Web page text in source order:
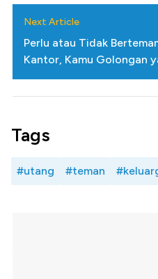
Next Article
Perlu atau Tidak
Kantor, Kamu Golongan
Tags
#utang #teman